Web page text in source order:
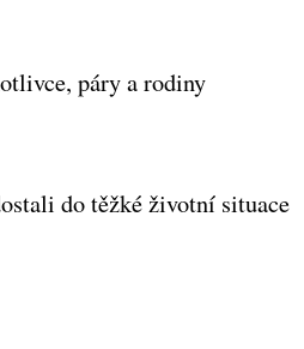
páry a rodiny
do těžké životní situace